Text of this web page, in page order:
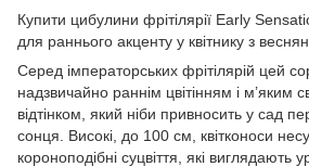
Купити цибулини фрітілярії Early
для раннього акценту у квітнику з
Серед імператорських фрітілярій цей
надзвичайно раннім цвітінням і м’яким
відтінком, який ніби привносить у сад
сонця. Високі, до 100 см, квітконоси
короноподібні суцвіття, які виглядають